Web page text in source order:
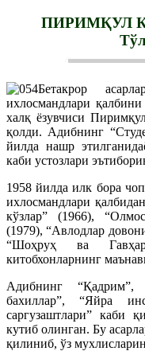
ПИРИМҚУЛ
Бетакрор
ихлосмандлари қалбини
халқ ёзувчиси
қолди. Адибнинг
йилда нашр
каби устозлари
1958 йилда илк бора
ихлосмандлари
кўзлар” (1966),
(1979), “Авлодлар
“Шоҳруҳ ва
китобхонларнинг
Адибнинг
бахиллар”, “Яйра
саргузаштлари” каби
кутиб олинган. Бу
қилиниб, ўз